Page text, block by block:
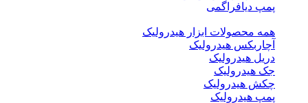
پمپ دیافراگمی
همه محصولات ابزار هیدرولیک
آچاربکس هیدرولیک
دریل هیدرولیک
جک هیدرولیک
چکش هیدرولیک
پمپ هیدرولیک